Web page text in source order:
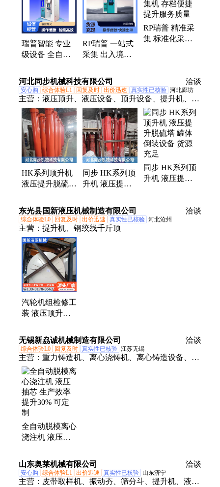
备、自助终端机设备、证件照相、自助智能照相、无
人照相机
瑞普智能 专业
级设备 全自动
准 提升服务质
量
RP瑞普 一站式
采集 出入境采
提升服务质量
RP瑞普 精准采
集 标准化采集
河北同步机械科技有限公司 洽谈
安心购 综合体验L1 回复及时 出价迅速 真实性已核验 河北廊坊
主营： 液压顶升、液压设备、顶升设备、提升机、倒
装液压同步、液压提升装置、桥梁倒装液压、倒装提
升设备、储罐倒装液压、液压同步顶升、液压提升设
备
HK系列顶升机
液压提升脱硫塔
全国发货
同步 HK系列顶
升机 液压提升
装设备 现货出
售
同步 HK系列顶
升机 液压提升
东光县国新液压机械制造有限公司 洽谈
综合体验L0 回复及时 出价迅速 真实性已核验 河北沧州
主营： 提升机、钢绞线千斤顶
汽轮机组检修工
装 液压顶升装
配套动力单元
无锡新劦诚机械制造有限公司 洽谈
综合体验L0 回复及时 真实性已核验 江苏无锡
主营： 重力铸造机、离心浇铸机、离心铸造设备、提
升机、离心浇铸设备、离心浇筑机、离心浇筑设备、
离心铸造机
全自动脱模离心
浇注机 液压抽
升30% 可定制
山东奥莱机械有限公司 洽谈
安心购 综合体验L1 出价迅速 真实性已核验 山东济宁
主营： 皮带取样机、振动夯、筛分斗、提升机、液压